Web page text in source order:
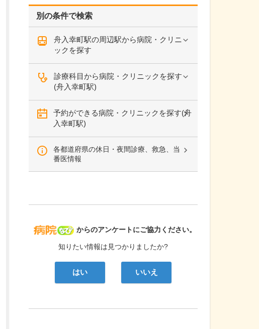
別の条件で検索
舟入幸町駅の周辺駅から病院・クリニ
ックを探す
診療科目から病院・クリニックを探す
(舟入幸町駅)
予約ができる病院・クリニックを探す(舟
入幸町駅)
各都道府県の休日・夜間診療、救急、当
番医情報
病院なび
からのアンケートにご協力ください。
知りたい情報は見つかりましたか?
はい いいえ